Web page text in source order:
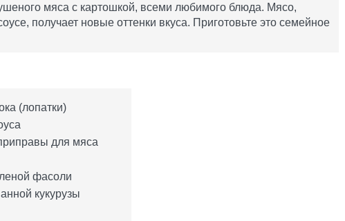
мяса с картошкой, всеми любимого блюда. Мясо,
получает новые оттенки вкуса. Приготовьте это семейное
(лопатки)
для мяса
фасоли
кукурузы